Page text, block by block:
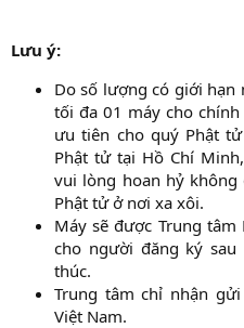
r
Lưu ý:
Do số lượng có giới hạn
tối đa 01 máy cho
ưu tiên cho quý Phật
Phật tử tại Hồ Chí
vui lòng hoan hỷ không
Phật tử ở nơi xa xôi.
Máy sẽ được Trung
cho người đăng ký
thúc.
Trung tâm chỉ nhận
Việt Nam.